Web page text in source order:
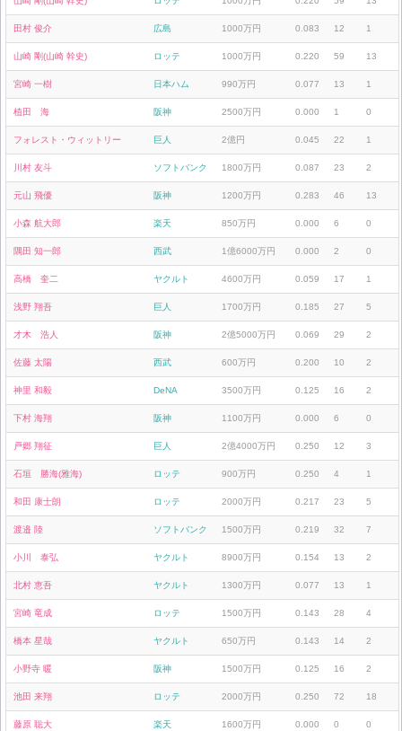
田村 俊介 広島 1000万円 0.083 12 1
山崎 剛(山崎 幹史) ロッテ 1000万円 0.220 59 13
宮崎 一樹 日本ハム 990万円 0.077 13 1
植田 海 阪神 2500万円 0.000 1 0
フォレスト・ウィットリー 巨人 2億円 0.045 22 1
川村 友斗 ソフトバンク 1800万円 0.087 23 2
元山 飛優 阪神 1200万円 0.283 46 13
小森 航大郎 楽天 850万円 0.000 6 0
隅田 知一郎 西武 1億6000万円 0.000 2 0
高橋 奎二 ヤクルト 4600万円 0.059 17 1
浅野 翔吾 巨人 1700万円 0.185 27 5
才木 浩人 阪神 2億5000万円 0.069 29 2
佐藤 太陽 西武 600万円 0.200 10 2
神里 和毅 DeNA 3500万円 0.125 16 2
下村 海翔 阪神 1100万円 0.000 6 0
戸郷 翔征 巨人 2億4000万円 0.250 12 3
石垣 勝海(雅海) ロッテ 900万円 0.250 4 1
和田 康士朗 ロッテ 2000万円 0.217 23 5
渡邉 陸 ソフトバンク 1500万円 0.219 32 7
小川 泰弘 ヤクルト 8900万円 0.154 13 2
北村 恵吾 ヤクルト 1300万円 0.077 13 1
宮崎 竜成 ロッテ 1500万円 0.143 28 4
橋本 星哉 ヤクルト 650万円 0.143 14 2
小野寺 暖 阪神 1500万円 0.125 16 2
池田 来翔 ロッテ 2000万円 0.250 72 18
藤原 聡大 楽天 1600万円 0.000 0 0